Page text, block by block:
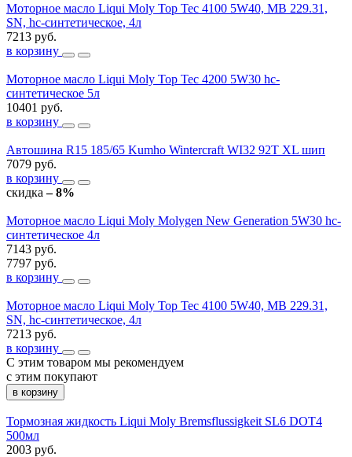
Моторное масло Liqui Moly Top Tec 4100 5W40, MB 229.31,
SN, hc-синтетическое, 4л
7213 руб.
в корзину
Моторное масло Liqui Moly Top Tec 4200 5W30 hc-
синтетическое 5л
10401 руб.
в корзину
Автошина R15 185/65 Kumho Wintercraft WI32 92T XL шип
7079 руб.
в корзину
скидка– 8%
Моторное масло Liqui Moly Molygen New Generation 5W30 hc-
синтетическое 4л
7143 руб.
7797 руб.
в корзину
Моторное масло Liqui Moly Top Tec 4100 5W40, MB 229.31,
SN, hc-синтетическое, 4л
7213 руб.
в корзину
С этим товаром мы рекомендуем
с этим покупают
в корзину
Тормозная жидкость Liqui Moly Bremsflussigkeit SL6 DOT4
500мл
2003 руб.